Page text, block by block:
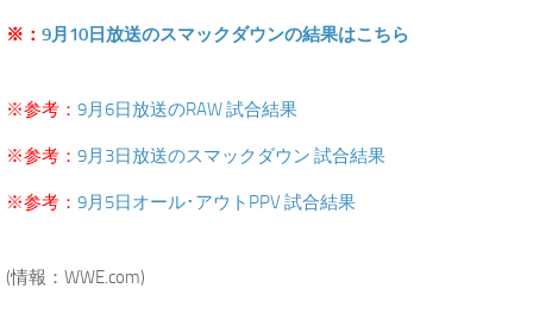
※： 9月10日放送のスマックダウンの結果はこちら
※参考： 9月6日放送のRAW 試合結果
※参考： 9月3日放送のスマックダウン 試合結果
※参考： 9月5日オール･アウトPPV 試合結果
(情報：WWE.com)